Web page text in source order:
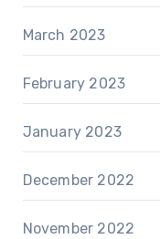
March 2023
February 2023
January 2023
December 2022
November 2022